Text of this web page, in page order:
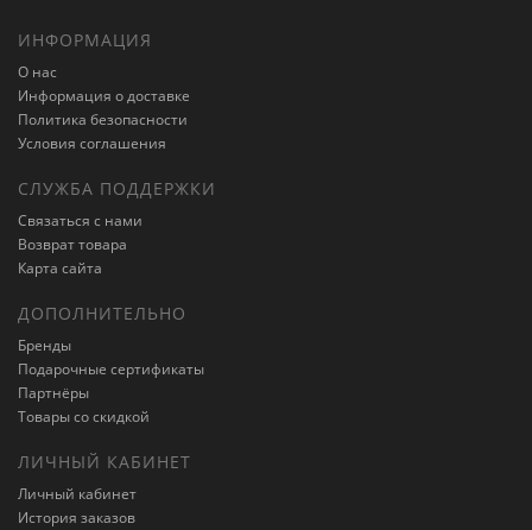
ИНФОРМАЦИЯ
О нас
Информация о доставке
Политика безопасности
Условия соглашения
СЛУЖБА ПОДДЕРЖКИ
Связаться с нами
Возврат товара
Карта сайта
ДОПОЛНИТЕЛЬНО
Бренды
Подарочные сертификаты
Партнёры
Товары со скидкой
ЛИЧНЫЙ КАБИНЕТ
Личный кабинет
История заказов